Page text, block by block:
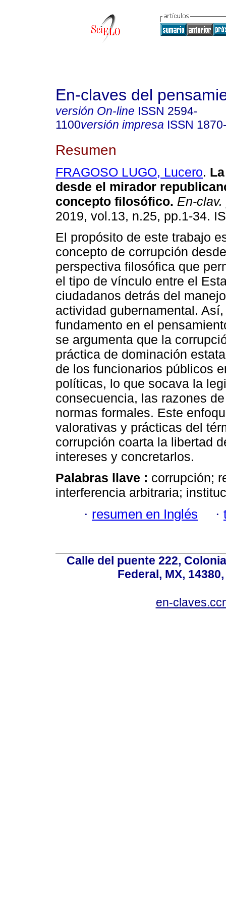
En-claves del
versión On-line ISSN 2594-
1100versión impresa ISSN
Resumen
FRAGOSO LUGO, Lucero.
desde el mirador
concepto filosófico. En-clav.
2019, vol.13, n.25, pp.1-34.
El propósito de este trabajo
concepto de corrupción
perspectiva filosófica que
el tipo de vínculo entre el
ciudadanos detrás del
actividad gubernamental.
fundamento en el
se argumenta que la
práctica de dominación
de los funcionarios públicos
políticas, lo que socava la
consecuencia, las razones
normas formales. Este
valorativas y prácticas del
corrupción coarta la libertad
intereses y concretarlos.
Palabras llave : corrupción;
interferencia arbitraria;
· resumen en Inglés ·
Calle del puente 222,
Federal, MX,
en-